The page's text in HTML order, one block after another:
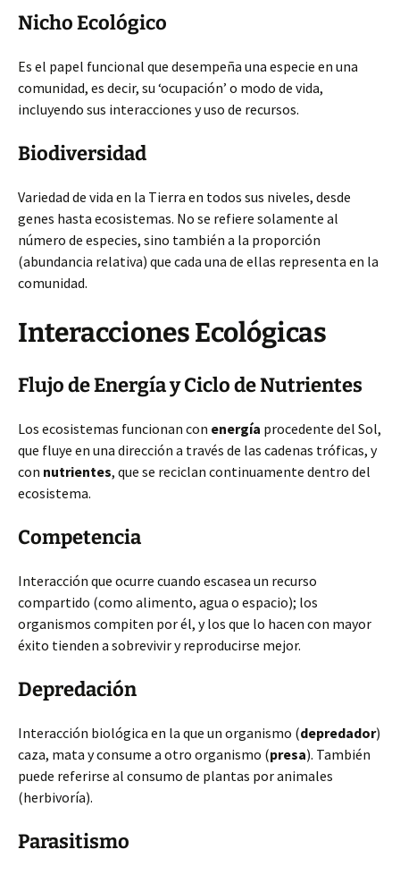
Nicho Ecológico
Es el papel funcional que desempeña una especie en una
comunidad, es decir, su ‘ocupación’ o modo de vida,
incluyendo sus interacciones y uso de recursos.
Biodiversidad
Variedad de vida en la Tierra en todos sus niveles, desde
genes hasta ecosistemas. No se refiere solamente al
número de especies, sino también a la proporción
(abundancia relativa) que cada una de ellas representa en la
comunidad.
Interacciones Ecológicas
Flujo de Energía y Ciclo de Nutrientes
Los ecosistemas funcionan con energía procedente del Sol,
que fluye en una dirección a través de las cadenas tróficas, y
con nutrientes, que se reciclan continuamente dentro del
ecosistema.
Competencia
Interacción que ocurre cuando escasea un recurso
compartido (como alimento, agua o espacio); los
organismos compiten por él, y los que lo hacen con mayor
éxito tienden a sobrevivir y reproducirse mejor.
Depredación
Interacción biológica en la que un organismo (depredador)
caza, mata y consume a otro organismo (presa). También
puede referirse al consumo de plantas por animales
(herbivoría).
Parasitismo